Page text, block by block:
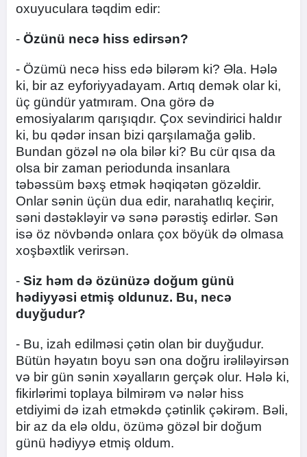
oxuyuculara təqdim edir:
- Özünü necə hiss edirsən?
- Özümü necə hiss edə bilərəm ki? Əla. Hələ
ki, bir az eyforiyyadayam. Artıq demək olar ki,
üç gündür yatmıram. Ona görə də
emosiyalarım qarışıqdır. Çox sevindirici haldır
ki, bu qədər insan bizi qarşılamağa gəlib.
Bundan gözəl nə ola bilər ki? Bu cür qısa da
olsa bir zaman periodunda insanlara
təbəssüm bəxş etmək həqiqətən gözəldir.
Onlar sənin üçün dua edir, narahatlıq keçirir,
səni dəstəkləyir və sənə pərəstiş edirlər. Sən
isə öz növbəndə onlara çox böyük də olmasa
xoşbəxtlik verirsən.
- Siz həm də özünüzə doğum günü
hədiyyəsi etmiş oldunuz. Bu, necə
duyğudur?
- Bu, izah edilməsi çətin olan bir duyğudur.
Bütün həyatın boyu sən ona doğru irəliləyirsən
və bir gün sənin xəyalların gerçək olur. Hələ ki,
fikirlərimi toplaya bilmirəm və nələr hiss
etdiyimi də izah etməkdə çətinlik çəkirəm. Bəli,
bir az da elə oldu, özümə gözəl bir doğum
günü hədiyyə etmiş oldum.